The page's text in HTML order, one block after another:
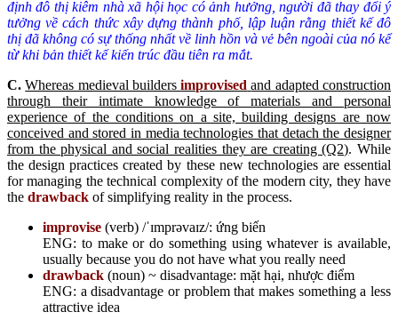
định đô thị kiêm nhà xã hội học có ảnh hưởng, người đã thay đổi ý
tưởng về cách thức xây dựng thành phố, lập luận rằng thiết kế đô
thị đã không có sự thống nhất về linh hồn và vẻ bên ngoài của nó kể
từ khi bản thiết kế kiến trúc đầu tiên ra mắt.
C.Whereas medieval buildersimprovised and adapted construction
through their intimate knowledge of materials and personal
experience of the conditions on a site, building designs are now
conceived and stored in media technologies that detach the designer
from the physical and social realities they are creating (Q2). While
the design practices created by these new technologies are essential
for managing the technical complexity of the modern city, they have
the drawback of simplifying reality in the process.
improvise (verb) /ˈɪmprəvaɪz/: ứng biến
ENG: to make or do something using whatever is available,
usually because you do not have what you really need
drawback (noun) ~ disadvantage: mặt hại, nhược điểm
ENG: a disadvantage or problem that makes something a less
attractive idea